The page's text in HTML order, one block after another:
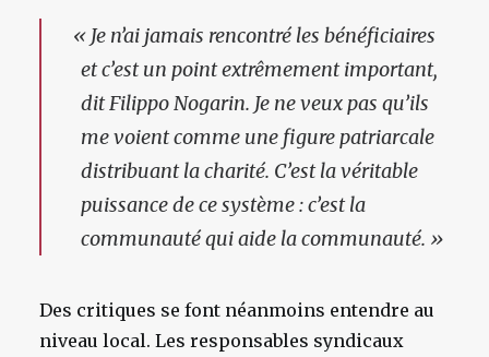
«Je n’ai jamais rencontré les bénéficiaires
et c’est un point extrêmement important,
dit Filippo Nogarin. Je ne veux pas qu’ils
me voient comme une figure patriarcale
distribuant la charité. C’est la véritable
puissance de ce système : c’est la
communauté qui aide la communauté. »
Des critiques se font néanmoins entendre au
niveau local. Les responsables syndicaux